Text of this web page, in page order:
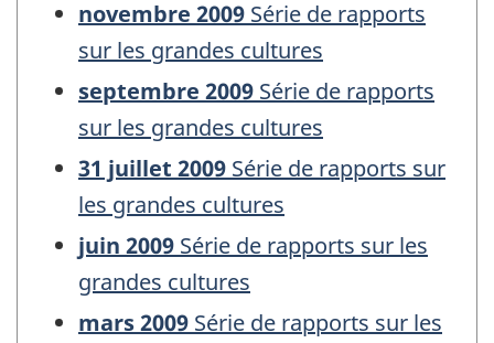
novembre 2009 Série de rapports
sur les grandes cultures
septembre 2009 Série de rapports
sur les grandes cultures
31 juillet 2009 Série de rapports sur
les grandes cultures
juin 2009 Série de rapports sur les
grandes cultures
mars 2009 Série de rapports sur les